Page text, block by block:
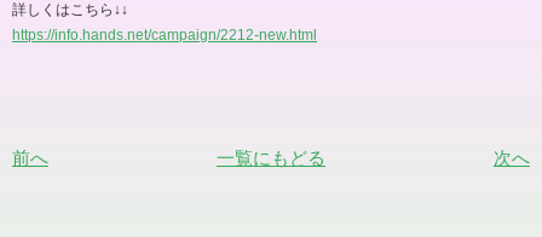
詳しくはこちら ↓↓
https://info.hands.net/campaign/2212-new.html
前へ 一覧にもどる 次へ